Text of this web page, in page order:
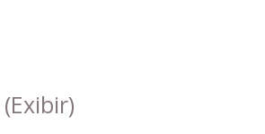
(Exibir)